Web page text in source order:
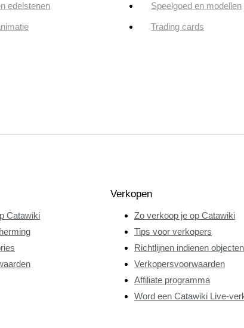
edelstenen Speelgoed en modellen
Trading cards
Catawiki
Verkopen
Zo verkoop je op Catawiki
Tips voor verkopers
Richtlijnen indienen objecten
Verkopersvoorwaarden
Affiliate programma
Word een Catawiki Live-